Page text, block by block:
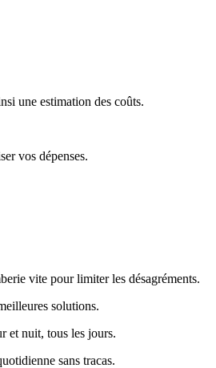
une estimation des coûts.
vos dépenses.
vite pour limiter les désagréments.
solutions.
et nuit, tous les jours.
sans tracas.